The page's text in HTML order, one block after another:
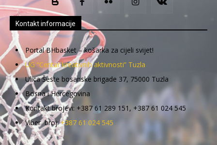
Kontakt informacije
Portal BHbasket – košarka za cijeli svijet!
UG “Centar kreativnih aktivnosti” Tuzla
Ulica Šeste bosanske brigade 37, 75000 Tuzla
Bosna i Hercegovina
Kontakt brojevi: +387 61 289 151, +387 61 024 545
Viber broj:+387 61 024 545